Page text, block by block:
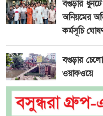
বগুড়ার ধুনটে
অনিয়মের
কর্মসূচি
বগুড়ার
ওয়াকওয়ে